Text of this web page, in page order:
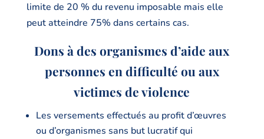
limite de 20 % du revenu imposable mais elle
peut atteindre 75% dans certains cas.
Dons à des organismes d’aide aux
personnes en difficulté ou aux
victimes de violence
Les versements effectués au profit d’œuvres
ou d’organismes sans but lucratif qui